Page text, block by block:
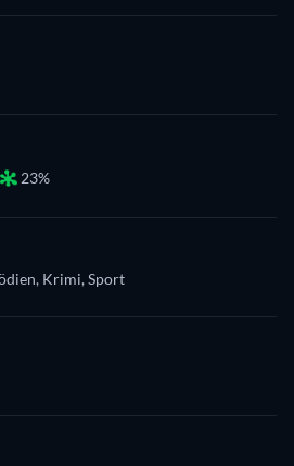
23%
Krimi, Sport